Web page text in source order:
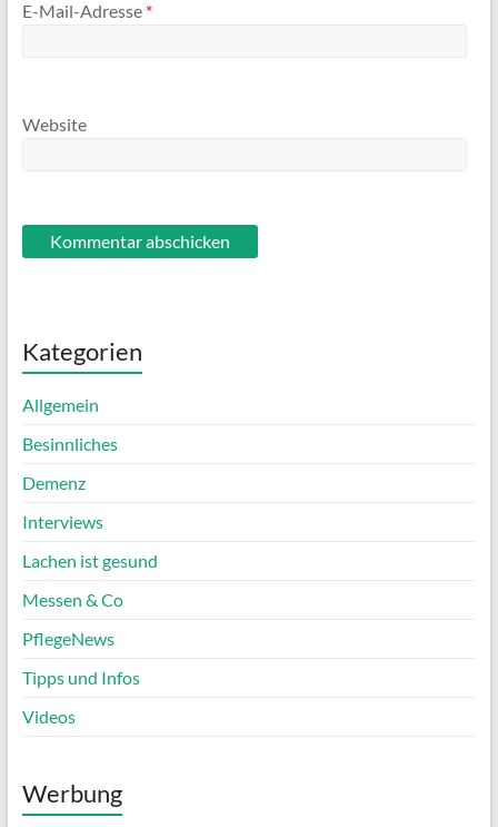
E-Mail-Adresse *
Website
Kategorien
Allgemein
Besinnliches
Demenz
Interviews
Lachen ist gesund
Messen & Co
PflegeNews
Tipps und Infos
Videos
Werbung